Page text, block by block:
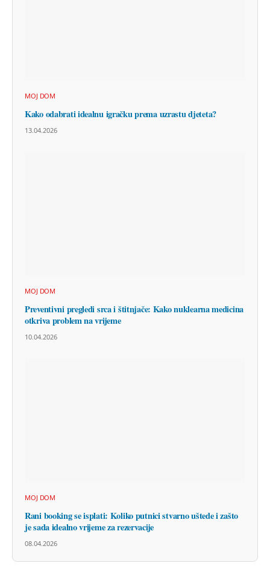
MOJ DOM
Kako odabrati idealnu igračku prema uzrastu djeteta?
13.04.2026
MOJ DOM
Preventivni pregledi srca i štitnjače: Kako nuklearna medicina
otkriva problem na vrijeme
10.04.2026
MOJ DOM
Rani booking se isplati: Koliko putnici stvarno uštede i zašto
je sada idealno vrijeme za rezervacije
08.04.2026